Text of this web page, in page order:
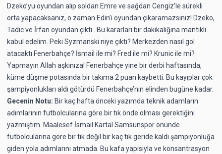
Dzeko’yu oyundan alıp soldan Emre ve sağdan Cengiz’le sürekli
orta yapacaksanız, o zaman Edin’i oyundan çıkaramazsınız! Dzeko,
Tadic ve İrfan oyundan çıktı…Bu kararları bir dakikalığına mantıklı
kabul edelim. Peki Syzmanski niye çıktı? Merkezden nasıl gol
atacaktı Fenerbahçe? İsmail ile mi? Fred ile mi? Krunic ile mi?
Yapmayın Allah aşkınıza! Fenerbahçe yine bir derbi haftasında,
küme düşme potasında bir takıma 2 puan kaybetti. Bu kayıplar çok
şampiyonlukları aldı götürdü Fenerbahçe’nin elinden bugüne kadar.
Gecenin Notu: Bir kaç hafta önceki yazımda teknik adamların
adımlarının futbolcularına göre bir tık önde olması gerektiğini
yazmıştım. Maalesef İsmail Kartal Samsunspor önünde
futbolcularına göre bir tık değil bir kaç tık geride kaldı şampiyonluğa
giden yola adımlarını atmada. Bu kafa yapısıyla ve konsantrasyon